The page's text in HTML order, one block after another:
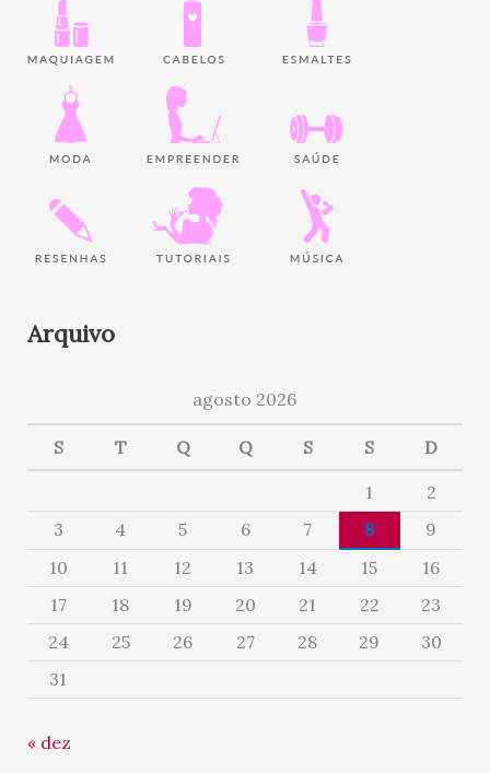
Arquivo
agosto 2026
S T Q Q S S D
1
2
3
4 5 6 7 8
9
10
11 12 13 14 15
16
17
18 19 20 21 22
23
24
25 26 27 28 29
30
31
« dez